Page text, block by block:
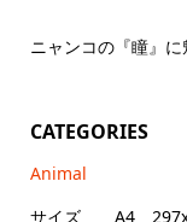
ニャンコの『瞳』
CATEGORIES
Animal
サイズ A4